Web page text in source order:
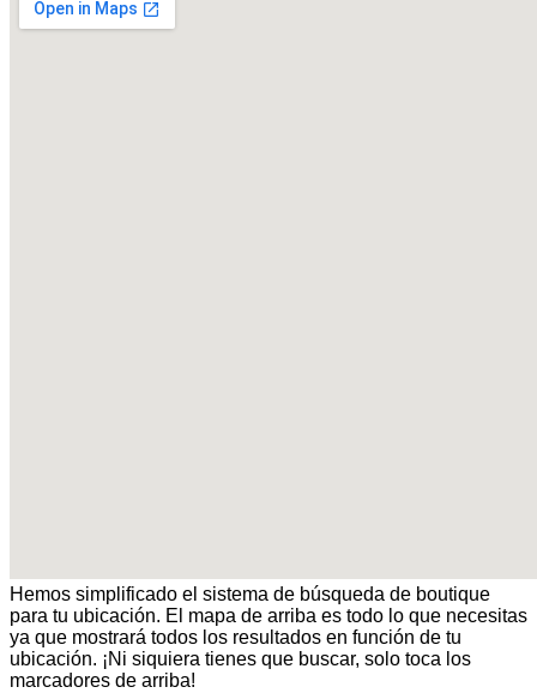
Hemos simplificado el sistema de búsqueda de boutique
para tu ubicación. El mapa de arriba es todo lo que necesitas
ya que mostrará todos los resultados en función de tu
ubicación. ¡Ni siquiera tienes que buscar, solo toca los
marcadores de arriba!